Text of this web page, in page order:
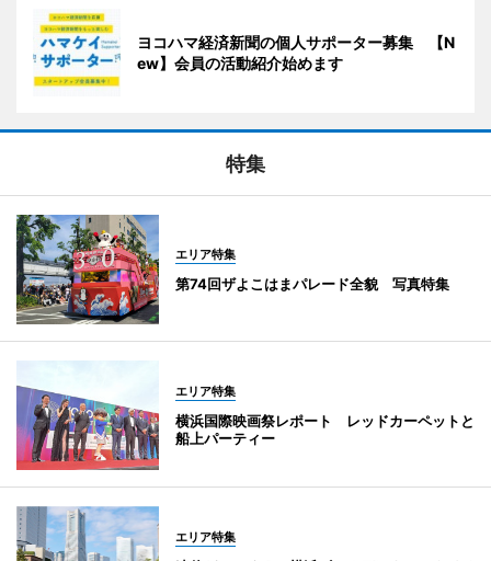
ヨコハマ経済新聞の個人サポーター募集 【N
ew】会員の活動紹介始めます
特集
エリア特集
第74回ザよこはまパレード全貌 写真特集
エリア特集
横浜国際映画祭レポート レッドカーペットと
船上パーティー
エリア特集